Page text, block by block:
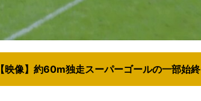
【映像】約60m独走スーパーゴールの一部始終